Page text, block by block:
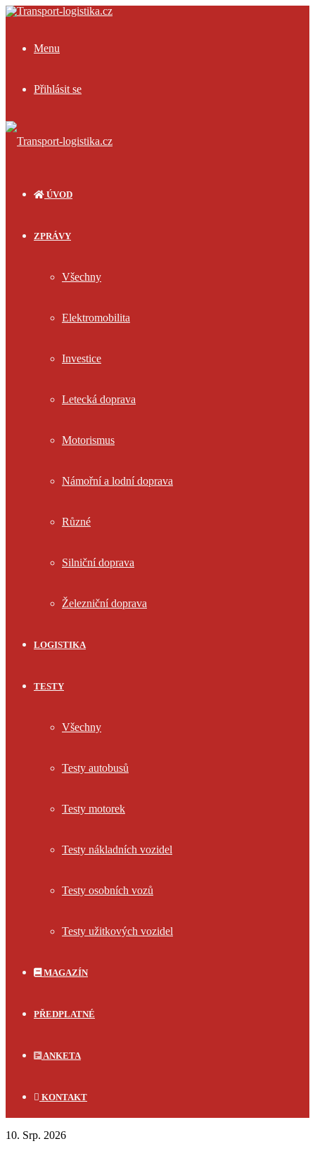
Menu
Přihlásit se
ÚVOD
ZPRÁVY
Všechny
Elektromobilita
Investice
Letecká doprava
Motorismus
Námořní a lodní doprava
Různé
Silniční doprava
Železniční doprava
LOGISTIKA
TESTY
Všechny
Testy autobusů
Testy motorek
Testy nákladních vozidel
Testy osobních vozů
Testy užitkových vozidel
MAGAZÍN
PŘEDPLATNÉ
ANKETA
KONTAKT
10. Srp. 2026